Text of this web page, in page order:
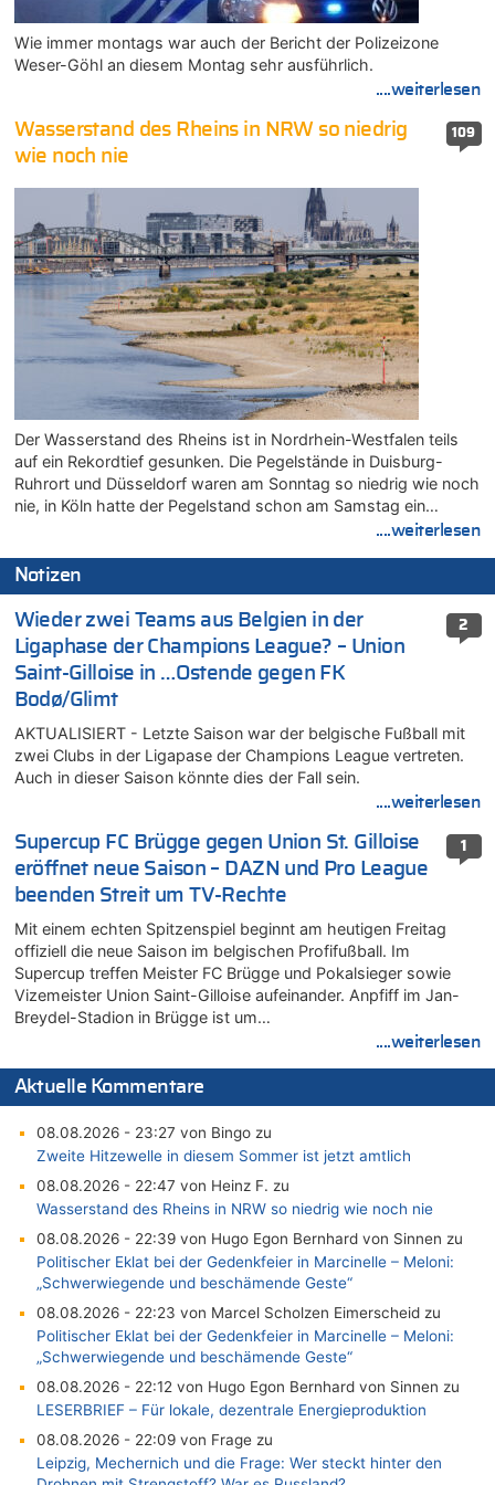
Wie immer montags war auch der Bericht der Polizeizone
Weser-Göhl an diesem Montag sehr ausführlich.
....weiterlesen
109
Wasserstand des Rheins in NRW so niedrig
wie noch nie
Der Wasserstand des Rheins ist in Nordrhein-Westfalen teils
auf ein Rekordtief gesunken. Die Pegelstände in Duisburg-
Ruhrort und Düsseldorf waren am Sonntag so niedrig wie noch
nie, in Köln hatte der Pegelstand schon am Samstag ein…
....weiterlesen
Notizen
2
Wieder zwei Teams aus Belgien in der
Ligaphase der Champions League? – Union
Saint-Gilloise in …Ostende gegen FK
Bodø/Glimt
AKTUALISIERT - Letzte Saison war der belgische Fußball mit
zwei Clubs in der Ligapase der Champions League vertreten.
Auch in dieser Saison könnte dies der Fall sein.
....weiterlesen
1
Supercup FC Brügge gegen Union St. Gilloise
eröffnet neue Saison – DAZN und Pro League
beenden Streit um TV-Rechte
Mit einem echten Spitzenspiel beginnt am heutigen Freitag
offiziell die neue Saison im belgischen Profifußball. Im
Supercup treffen Meister FC Brügge und Pokalsieger sowie
Vizemeister Union Saint-Gilloise aufeinander. Anpfiff im Jan-
Breydel-Stadion in Brügge ist um…
....weiterlesen
Aktuelle Kommentare
08.08.2026 - 23:27 von Bingo zu
Zweite Hitzewelle in diesem Sommer ist jetzt amtlich
08.08.2026 - 22:47 von Heinz F. zu
Wasserstand des Rheins in NRW so niedrig wie noch nie
08.08.2026 - 22:39 von Hugo Egon Bernhard von Sinnen zu
Politischer Eklat bei der Gedenkfeier in Marcinelle – Meloni:
„Schwerwiegende und beschämende Geste“
08.08.2026 - 22:23 von Marcel Scholzen Eimerscheid zu
Politischer Eklat bei der Gedenkfeier in Marcinelle – Meloni:
„Schwerwiegende und beschämende Geste“
08.08.2026 - 22:12 von Hugo Egon Bernhard von Sinnen zu
LESERBRIEF – Für lokale, dezentrale Energieproduktion
08.08.2026 - 22:09 von Frage zu
Leipzig, Mechernich und die Frage: Wer steckt hinter den